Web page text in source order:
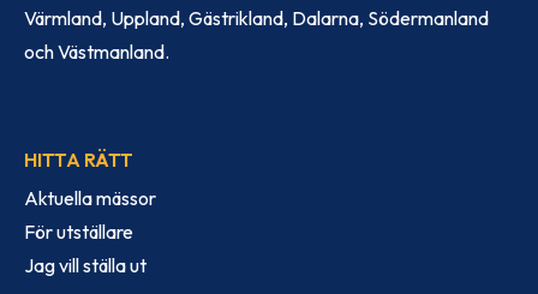
Värmland, Uppland, Gästrikland, Dalarna, Södermanland
och Västmanland.
HITTA RÄTT
Aktuella mässor
För utställare
Jag vill ställa ut